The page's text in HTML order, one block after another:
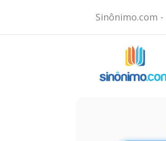
Sinônimo.com -